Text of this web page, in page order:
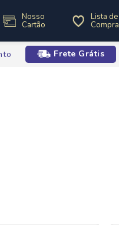
Nosso
Cartão
Lista de
Compra
Frete Grátis